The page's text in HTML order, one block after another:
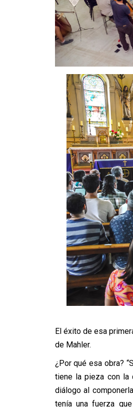
El éxito de esa
de Mahler.
¿Por qué esa obra?
tiene la pieza con la
diálogo al
tenía una fuerza